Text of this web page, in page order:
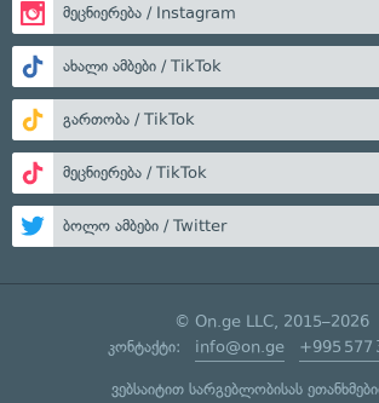
მეცნიერება / Instagram
ახალი ამბები / TikTok
გართობა / TikTok
მეცნიერება / TikTok
ბოლო ამბები / Twitter
© On.ge LLC, 2015–2026
კონტაქტი: info@on.ge +995 577
ვებსაიტით სარგებლობისას